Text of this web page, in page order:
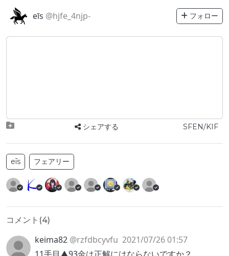
eīs @hjfe_4njp- フォロー
シェアする SFEN/KIF
eīs フェアリー
コメント(4)
keima82 @rzfdbcyvfu 2021/07/26 01:57